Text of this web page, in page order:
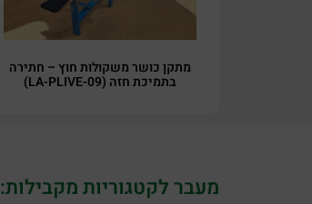
מתקן כושר משקולות חוץ – חתירה
בתמיכת חזה (LA-PLIVE-09)
מעבר לקטגוריות מקבילות: